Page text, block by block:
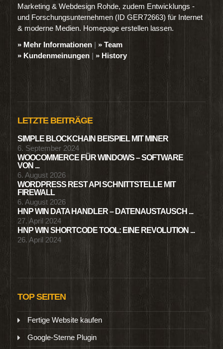
Marketing & Webdesign Rohde, zudem Entwicklungs -
und Forschungsunternehmen (ID GER72663) für Internet
& moderne Medien. Homepage erstellen lassen.
» Mehr Informationen | » Team
» Kundenmeinungen | » History
LETZTE BEITRÄGE
SIMPLE BLOCKCHAIN BEISPIEL MIT MINER
6. September 2024
WOOCOMMERCE FÜR WINDOWS – SOFTWARE
VON ...
6. August 2026
WORDPRESS REST API SCHNITTSTELLE MIT
FIREWALL
6. August 2026
HNP WIN DATA HANDLER – DATENAUSTAUSCH ...
27. April 2024
HNP WIN SHORTCODE TOOL: EINE REVOLUTION ...
26. April 2024
TOP SEITEN
Fertige Website kaufen
Google-Sterne Plugin